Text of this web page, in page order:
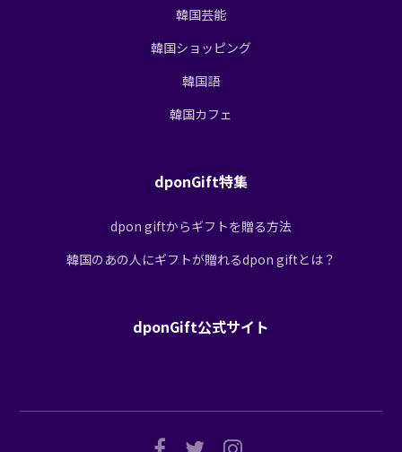
韓国芸能
韓国ショッピング
韓国語
韓国カフェ
dponGift特集
dpon giftからギフトを贈る方法
韓国のあの人にギフトが贈れるdpon giftとは？
dponGift公式サイト